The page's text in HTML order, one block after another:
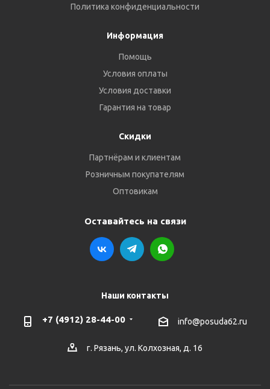
Политика конфиденциальности
Информация
Помощь
Условия оплаты
Условия доставки
Гарантия на товар
Скидки
Партнёрам и клиентам
Розничным покупателям
Оптовикам
Оставайтесь на связи
Наши контакты
+7 (4912) 28-44-00 info@posuda62.ru
г. Рязань, ул. Колхозная, д. 16